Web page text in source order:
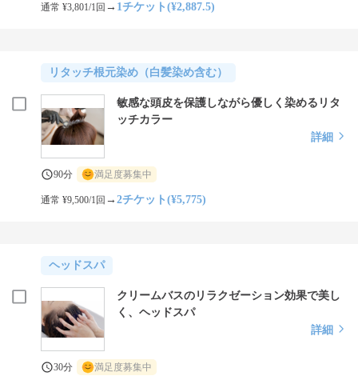
通常 ¥3,801/1回 → 1チケット(¥2,887.5)
リタッチ根元染め（白髪染め含む）
敏感な頭皮を保護しながら優しく染めるリタ
ッチカラー
詳細
90分 満足度募集中
通常 ¥9,500/1回 →2チケット(¥5,775)
ヘッドスパ
クリームバスのリラクゼーション効果で美し
く、ヘッドスパ
詳細
30分 満足度募集中